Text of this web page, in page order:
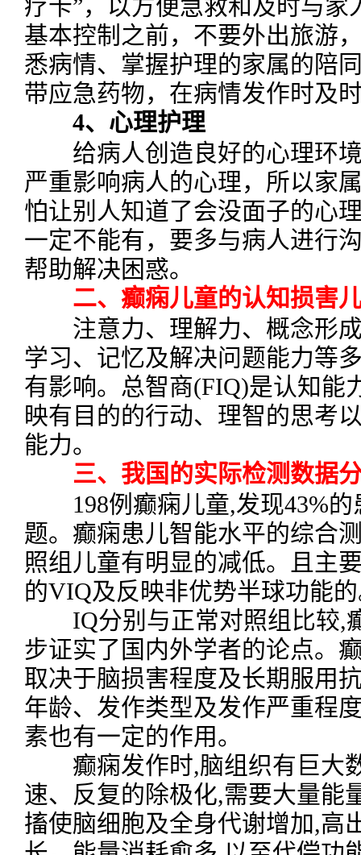
疗卡”，以方便急救和及时与
基本控制之前，不要外出旅游
悉病情、掌握护理的家属的陪
带应急药物，在病情发作时及
4、心理护理
给病人创造良好的心理环境
严重影响病人的心理，所以家
怕让别人知道了会没面子的心
一定不能有，要多与病人进行
帮助解决困惑。
二、癫痫儿童的认知损害儿
注意力、理解力、概念形成
学习、记忆及解决问题能力等
有影响。总智商(FIQ)是认知能
映有目的的行动、理智的思考
能力。
三、我国的实际检测数据
198例癫痫儿童,发现43%的
题。癫痫患儿智能水平的综合
照组儿童有明显的减低。且主
的VIQ及反映非优势半球功能
IQ分别与正常对照组比较,
步证实了国内外学者的论点。
取决于脑损害程度及长期服用
年龄、发作类型及发作严重程
素也有一定的作用。
癫痫发作时,脑组织有巨大
速、反复的除极化,需要大量能
搐使脑细胞及全身代谢增加,高